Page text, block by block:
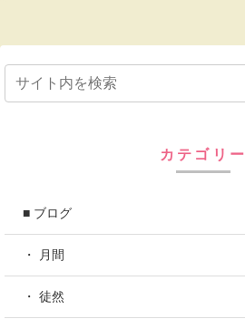
カテゴリー
■ ブログ
・ 月間
・ 徒然